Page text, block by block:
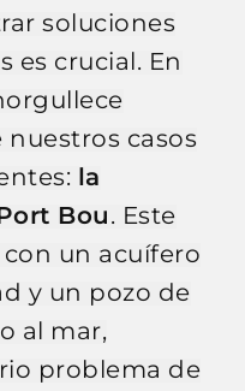
soluciones
es crucial. En
casos
la
Bou. Este
un acuífero
y un pozo de
al mar,
problema de